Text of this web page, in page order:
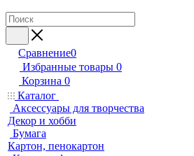
Сравнение0
Избранные товары 0
Корзина 0
Каталог
Аксессуары для творчества
Декор и хобби
Бумага
Картон, пенокартон